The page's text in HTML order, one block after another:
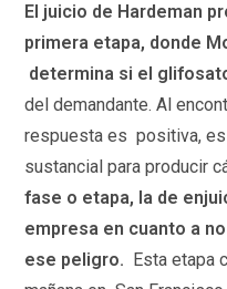
El juicio de Hardeman
primera etapa, donde
determina si el
del demandante. Al
respuesta es positiva, es
sustancial para producir
fase o etapa, la de
empresa en cuanto a
ese peligro. Esta etapa